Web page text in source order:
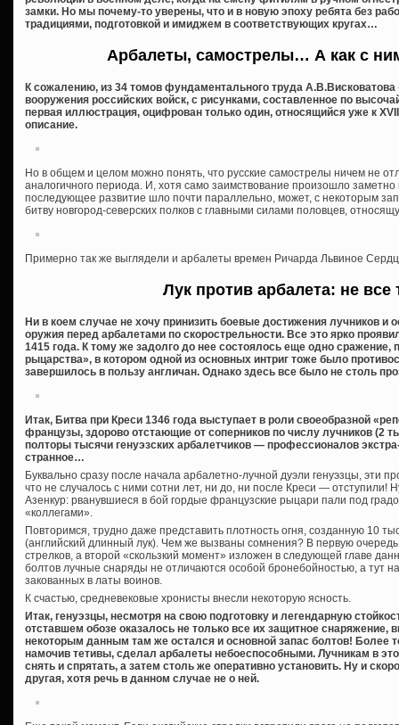
замки. Но мы почему-то уверены, что и в новую эпоху ребята без
традициями, подготовкой и имиджем в соответствующих кругах…
Арбалеты, самострелы… А как с
К сожалению, из 34 томов фундаментального труда
вооружения российских войск, с рисунками, составленное по
первая иллюстрация, оцифрован только один, относящийся уже к
описание.
Но в общем и целом можно понять, что русские самострелы ничем не
аналогичного периода. И, хотя само заимствование произошло
последующее развитие шло почти параллельно, может, с некоторым
битву новгород-северских полков с главными силами половцев,
Примерно так же выглядели и арбалеты времен Ричарда Львиное
Лук против арбалета: не все
Ни в коем случае не хочу принизить боевые достижения лучников и
оружия перед арбалетами по скорострельности. Все это ярко
1415 года. К тому же задолго до нее состоялось еще одно
рыцарства», в котором одной из основных интриг тоже было
завершилось в пользу англичан. Однако здесь все было не столь
Итак, Битва при Креси 1346 года выступает в роли своеобразной
французы, здорово отстающие от соперников по числу лучников (2
полторы тысячи генуэзских арбалетчиков — профессионалов
странное…
Буквально сразу после начала арбалетно-лучной дуэли генуэзцы, эти
что не случалось с ними сотни лет, ни до, ни после Креси —
Азенкур: рванувшиеся в бой гордые французские рыцари пали под
«коллегами».
Повторимся, трудно даже представить плотность огня, созданную 10
(английский длинный лук). Чем же вызваны сомнения? В первую
стрелков, а второй «скользкий момент» изложен в следующей главе
болтов лучные снаряды не отличаются особой бронебойностью, а тут
закованных в латы воинов.
К счастью, средневековые хронисты внесли некоторую ясность.
Итак, генуэзцы, несмотря на свою подготовку и легендарную
отставшем обозе оказалось не только все их защитное
некоторым данным там же остался и основной запас болтов! Более
намочив тетивы, сделал арбалеты небоеспособными. Лучникам в
снять и спрятать, а затем столь же оперативно установить. Ну и
другая, хотя речь в данном случае не о ней.